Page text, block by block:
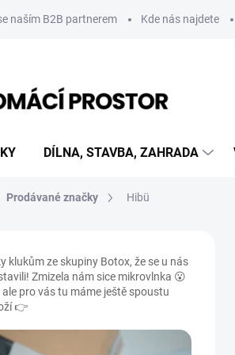
naším B2B partnerem Kde nás najdete
DÍLNA, STAVBA, ZAHRADA
Prodávané značky Hibü
klukům ze skupiny Botox, že se u nás
Zmizela nám sice mikrovlnka 😮
ale pro vás tu máme ještě spoustu
👉